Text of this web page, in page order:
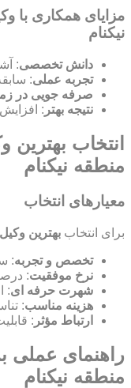
مزایای همکاری با
نیکنام
دانش تخصصی:
تجربه عملی:
صرفه جویی در
نتیجه بهتر :
انتخاب بهترین
منطقه نیکنام
معیارهای انتخاب
برای انتخاب بهترین وکیل
تخصص و تجربه:
نرخ موفقیت:
شهرت حرفه ای:
هزینه مناسب:
ارتباط مؤثر :
راهنمای عملی
منطقه نیکنام